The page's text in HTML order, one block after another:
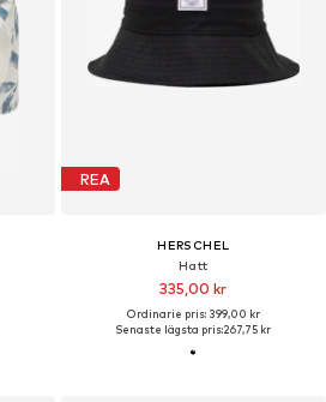
REA
HERSCHEL
Hatt
335,00 kr
Ordinarie pris: 399,00 kr
Senaste lägsta pris:267,75 kr